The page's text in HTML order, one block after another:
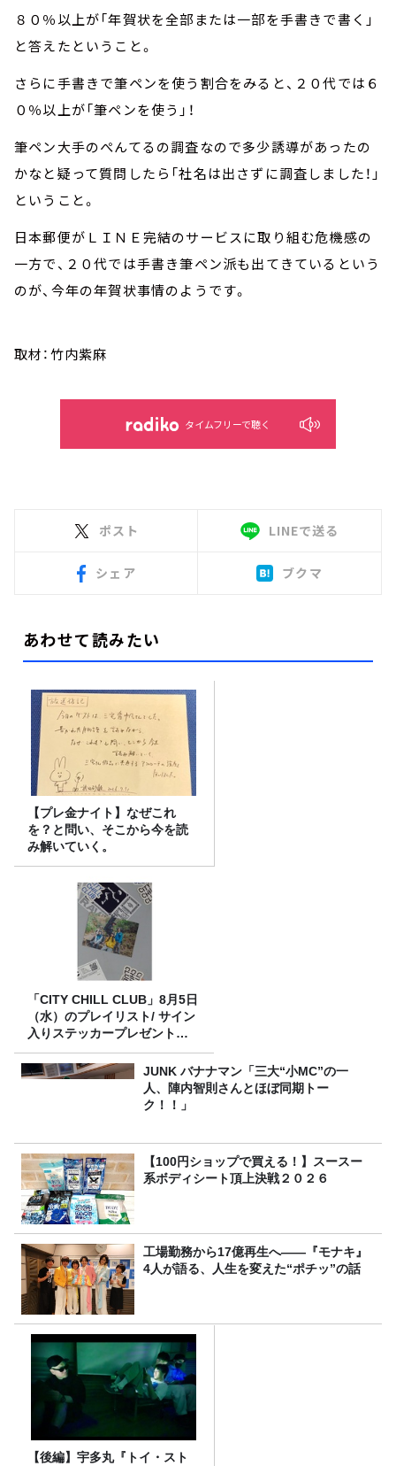
８０％以上が「年賀状を全部または一部を手書きで書く」
と答えたということ。
さらに手書きで筆ペンを使う割合をみると、２０代では６
０％以上が「筆ペンを使う」！
筆ペン大手のぺんてるの調査なので多少誘導があったの
かなと疑って質問したら「社名は出さずに調査しました！」
ということ。
日本郵便がＬＩＮＥ完結のサービスに取り組む危機感の
一方で、２０代では手書き筆ペン派も出てきているという
のが、今年の年賀状事情のようです。
取材：竹内紫麻
タイムフリーで聴く
ポスト LINEで送る
シェア ブクマ
あわせて読みたい
【プレ金ナイト】なぜこれ
を？と問い、そこから今を読
み解いていく。
「CITY CHILL CLUB」8月5日
（水）のプレイリスト/ サイン
入りステッカープレゼント有
り
JUNK バナナマン「三大“小MC”の一
人、陣内智則さんとほぼ同期トー
ク！！」
【100円ショップで買える！】スースー
系ボディシート頂上決戦２０２６
工場勤務から17億再生へ——『モナキ』
4人が語る、人生を変えた“ポチッ”の話
【後編】宇多丸『トイ・スト